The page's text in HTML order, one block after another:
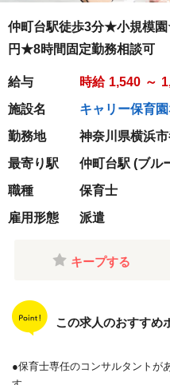
仲町台駅徒歩3分★小規模
円★8時間固定勤務相談可
給与 時給 1,540 ～
施設名
キャリー保育
勤務地
神奈川県横浜
最寄り駅
仲町台駅 (ブル
職種
保育士
雇用形態
派遣
キープする
この求人のおすすめ
●保育士専任のコンサルタントが